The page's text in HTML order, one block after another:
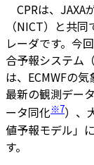
CPRは、JAXA
（NICT）と共
レーダです。今
合予報システム
は、ECMWFの
最新の観測デー
ータ同化※7）、
値予報モデル」
す。